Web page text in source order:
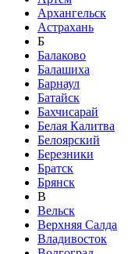
Архангельск
Астрахань
Б
Балаково
Балашиха
Барнаул
Батайск
Бахчисарай
Белая Калитва
Белоярский
Березники
Братск
Брянск
В
Вельск
Верхняя Салда
Владивосток